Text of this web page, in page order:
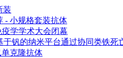
装
- 小规格套装抗体
学学术大会闭幕
于钒的纳米平台通过协同类铁
克隆抗体